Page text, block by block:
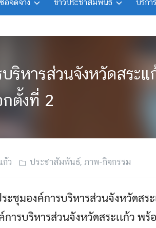
อจัดจ้าง ข่าวประชาสัมพันธ์ บริกา
ริหารส่วนจังหวัดสระ
กตั้งที่ 2
ก้ว ประชาสัมพันธ์, ภาพ-กิจกรรม
ชุมองค์การบริหารส่วนจังหวัดสร
ารบริหารส่วนจังหวัดสระเเก้ว พร้